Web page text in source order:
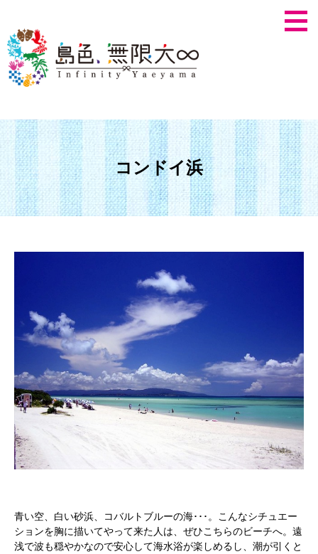
コンドイ浜
青い空、白い砂浜、コバルトブルーの海･･･。こんなシチュエー
ションを胸に描いてやって来た人は、ぜひこちらのビーチへ。遠
浅で波も穏やかなので安心して海水浴が楽しめるし、潮が引くと